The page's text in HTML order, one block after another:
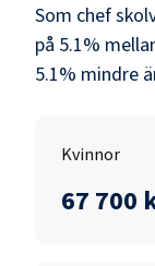
Som chef
på 5.1%
5.1% mindre
Kvinnor
67 700